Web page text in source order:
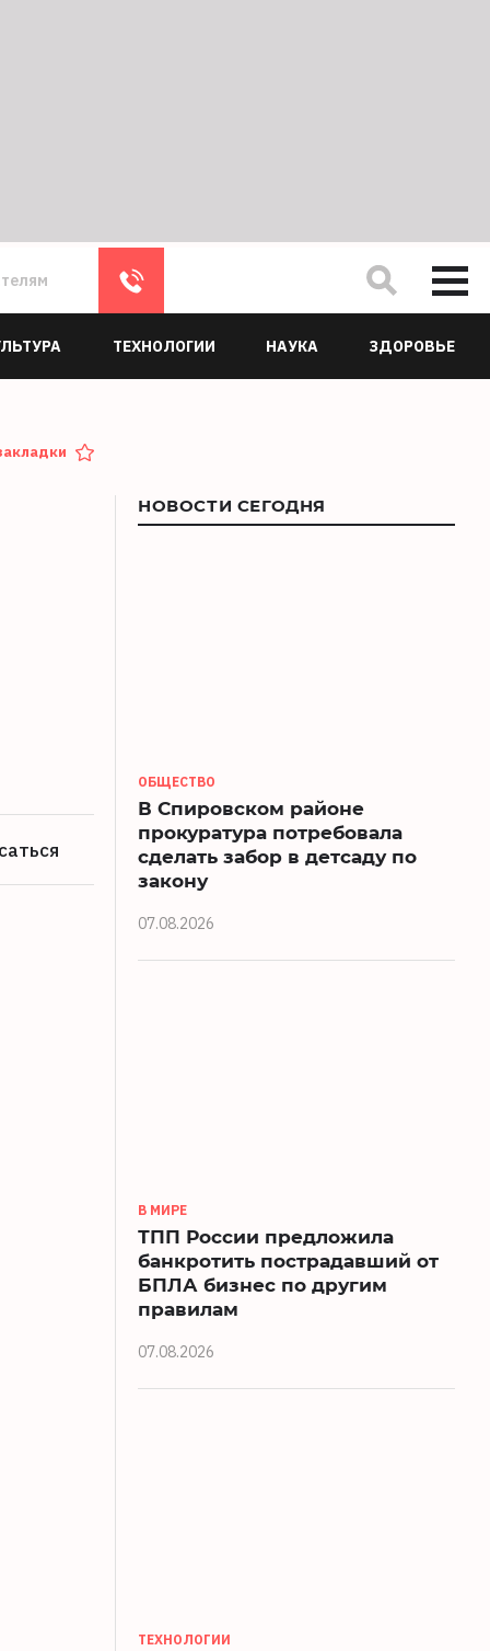
ТЕХНОЛОГИИ НАУКА ЗДОРОВЬЕ
НОВОСТИ СЕГОДНЯ
ОБЩЕСТВО
В Спировском районе
прокуратура потребовала
сделать забор в детсаду по
закону
07.08.2026
В МИРЕ
ТПП России предложила
банкротить пострадавший от
БПЛА бизнес по другим
правилам
07.08.2026
ТЕХНОЛОГИИ